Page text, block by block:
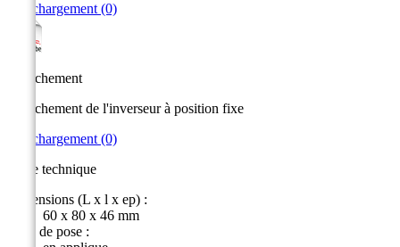
Téléchargement (0)
Branchement
Branchement de l'inverseur à position fixe
Téléchargement (0)
Fiche technique
Dimensions (L x l x ep) :
60 x 80 x 46 mm
Type de pose :